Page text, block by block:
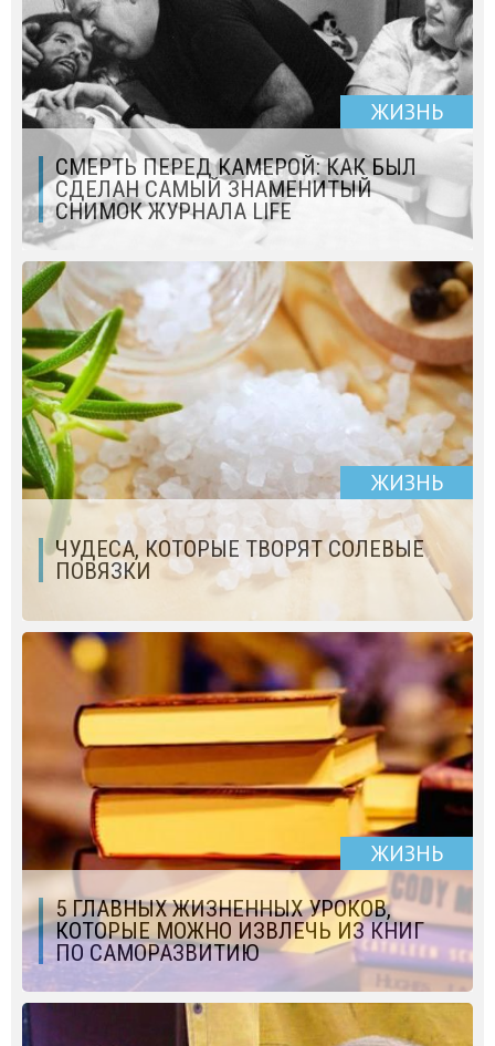
ЖИЗНЬ
СМЕРТЬ ПЕРЕД КАМЕРОЙ: КАК БЫЛ
СДЕЛАН САМЫЙ ЗНАМЕНИТЫЙ
СНИМОК ЖУРНАЛА LIFE
ЖИЗНЬ
ЧУДЕСА, КОТОРЫЕ ТВОРЯТ СОЛЕВЫЕ
ПОВЯЗКИ
ЖИЗНЬ
5 ГЛАВНЫХ ЖИЗНЕННЫХ УРОКОВ,
КОТОРЫЕ МОЖНО ИЗВЛЕЧЬ ИЗ КНИГ
ПО САМОРАЗВИТИЮ